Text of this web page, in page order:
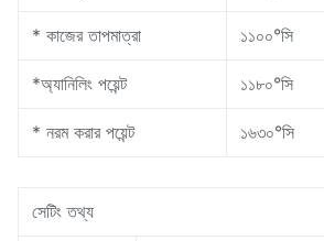
* কাজের তাপমাত্রা ১১০০°সি
*অ্যানিলিং পয়েন্ট ১১৮০°সি
* নরম করার পয়েন্ট ১৬৩০°সি
সেটিং তথ্য